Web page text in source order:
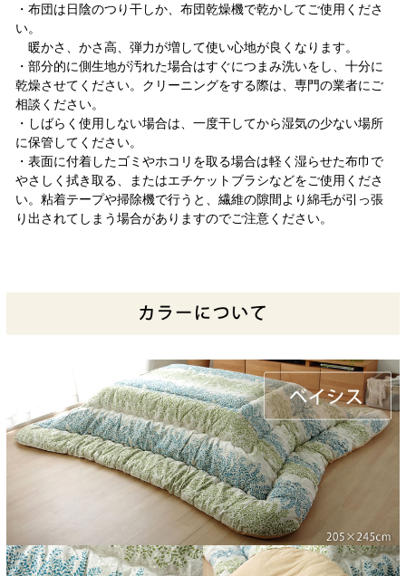
・布団は日陰のつり干しか、布団乾燥機で乾かしてご使用くださ
い。
暖かさ、かさ高、弾力が増して使い心地が良くなります。
・部分的に側生地が汚れた場合はすぐにつまみ洗いをし、十分に
乾燥させてください。クリーニングをする際は、専門の業者にご
相談ください。
・しばらく使用しない場合は、一度干してから湿気の少ない場所
に保管してください。
・表面に付着したゴミやホコリを取る場合は軽く湿らせた布巾で
やさしく拭き取る、またはエチケットブラシなどをご使用くださ
い。粘着テープや掃除機で行うと、繊維の隙間より綿毛が引っ張
り出されてしまう場合がありますのでご注意ください。